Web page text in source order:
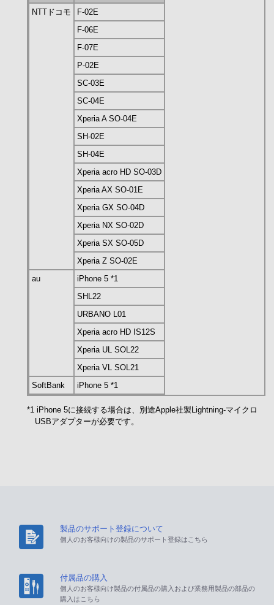
NTTドコモ
F-02E
F-06E
F-07E
P-02E
SC-03E
SC-04E
Xperia A SO-04E
SH-02E
SH-04E
Xperia acro HD SO-03D
Xperia AX SO-01E
Xperia GX SO-04D
Xperia NX SO-02D
Xperia SX SO-05D
Xperia Z SO-02E
au
iPhone 5 *1
SHL22
URBANO L01
Xperia acro HD IS12S
Xperia UL SOL22
Xperia VL SOL21
SoftBank
iPhone 5 *1
*1 iPhone 5に接続する場合は、別途Apple社製Lightning-マイクロ
USBアダプターが必要です。
製品のサポート登録について
個人のお客様向けの製品のサポート登録はこちら
付属品の購入
個人のお客様向け製品の付属品の購入および業務用製品の部品の
購入はこちら